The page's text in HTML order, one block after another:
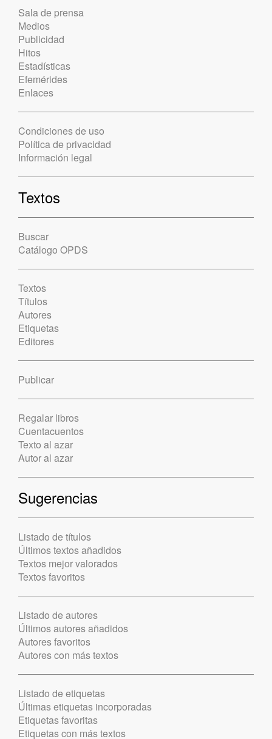
Sala de prensa
Medios
Publicidad
Hitos
Estadísticas
Efemérides
Enlaces
Condiciones de uso
Política de privacidad
Información legal
Textos
Buscar
Catálogo OPDS
Textos
Títulos
Autores
Etiquetas
Editores
Publicar
Regalar libros
Cuentacuentos
Texto al azar
Autor al azar
Sugerencias
Listado de títulos
Últimos textos añadidos
Textos mejor valorados
Textos favoritos
Listado de autores
Últimos autores añadidos
Autores favoritos
Autores con más textos
Listado de etiquetas
Últimas etiquetas incorporadas
Etiquetas favoritas
Etiquetas con más textos